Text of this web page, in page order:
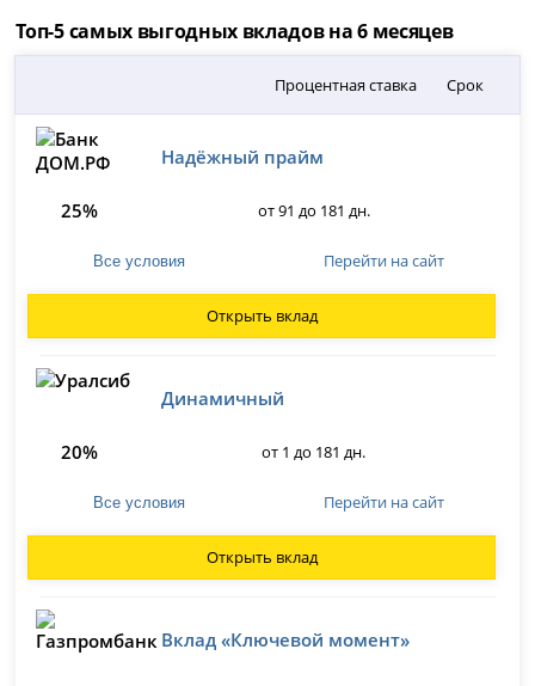
Топ-5 самых выгодных вкладов на 6 месяцев
Процентная ставка Срок
Надёжный прайм
25% от 91 до 181 дн.
Все условия Перейти на сайт
Открыть вклад
Динамичный
20% от 1 до 181 дн.
Все условия Перейти на сайт
Открыть вклад
Вклад «Ключевой момент»